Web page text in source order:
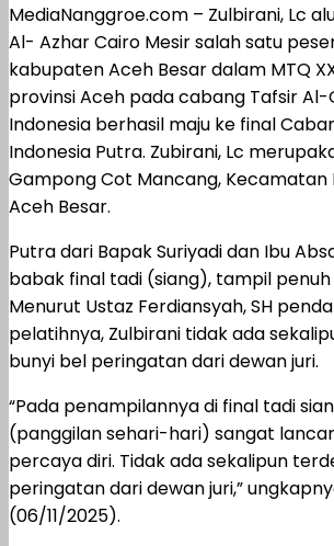
MediaNanggroe.com – Zulbirani, Lc
Al- Azhar Cairo Mesir salah satu
kabupaten Aceh Besar dalam MTQ
provinsi Aceh pada cabang Tafsir Al-
Indonesia berhasil maju ke final
Indonesia Putra. Zubirani, Lc
Gampong Cot Mancang, Kecamatan
Aceh Besar.
Putra dari Bapak Suriyadi dan Ibu
babak final tadi (siang), tampil
Menurut Ustaz Ferdiansyah, SH
pelatihnya, Zulbirani tidak ada
bunyi bel peringatan dari dewan juri.
“Pada penampilannya di final tadi
(panggilan sehari-hari) sangat
percaya diri. Tidak ada sekalipun
peringatan dari dewan juri,”
(06/11/2025).